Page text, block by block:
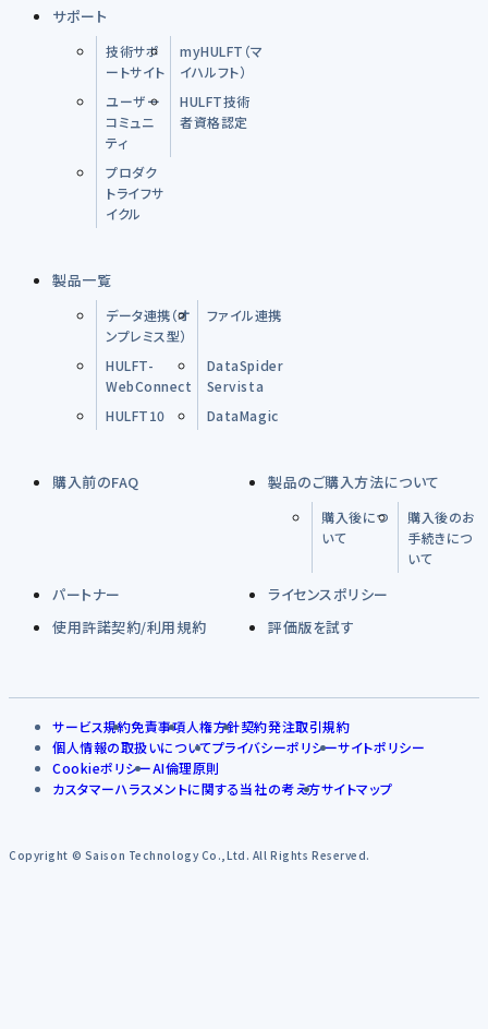
サポート
技術サポ
ートサイト
myHULFT（マ
イハルフト）
ユーザー
コミュニ
ティ
HULFT技術
者資格認定
プロダク
トライフサ
イクル
製品一覧
データ連携（オ
ンプレミス型）
ファイル連携
HULFT-
WebConnect
DataSpider
Servista
HULFT10
DataMagic
購入前のFAQ 製品のご購入方法について
購入後につ
いて
購入後のお
手続きにつ
いて
パートナー
ライセンスポリシー
使用許諾契約/利用規約
評価版を試す
サービス規約免責事項人権方針契約発注取引規約
個人情報の取扱いについてプライバシーポリシーサイトポリシー
CookieポリシーAI倫理原則
カスタマーハラスメントに関する当社の考え方サイトマップ
Copyright © Saison Technology Co.,Ltd. All Rights Reserved.